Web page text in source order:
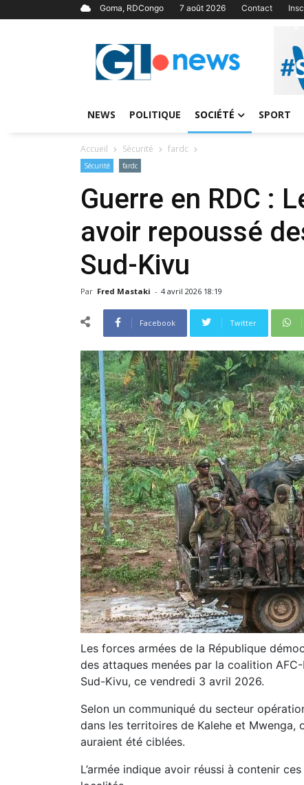
Goma, RDCongo 7 août 2026 Contact
NEWS POLITIQUE SOCIÉTÉ SPORT
Accueil Sécurité fardc
Sécurité fardc
Guerre en RDC :
avoir repoussé
Sud-Kivu
Par Fred Mastaki - 4 avril 2026 18:19
Facebook Twitter
Les forces armées de la République
des attaques menées par la coalition
Sud-Kivu, ce vendredi 3 avril 2026.
Selon un communiqué du secteur
dans les territoires de Kalehe et
auraient été ciblées.
L’armée indique avoir réussi à contenir